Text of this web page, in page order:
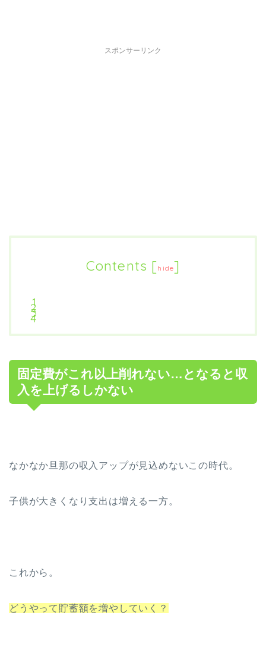
スポンサーリンク
Contents [hide]
固定費がこれ以上削れない…となると収
入を上げるしかない
なかなか旦那の収入アップが見込めないこの時代。
子供が大きくなり支出は増える一方。
これから。
どうやって貯蓄額を増やしていく？